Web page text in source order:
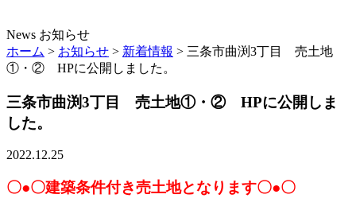
News お知らせ
ホーム > お知らせ > 新着情報 > 三条市曲渕3丁目 売土地
①・② HPに公開しました。
三条市曲渕3丁目 売土地①・② HPに公開しま
した。
2022.12.25
〇●〇建築条件付き売土地となります〇●〇